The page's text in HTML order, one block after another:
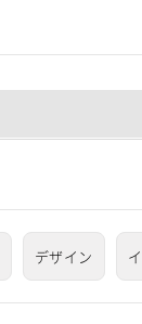
デザイン